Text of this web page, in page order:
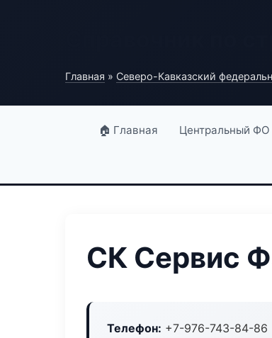
Главная » Северо-Кавказский
🏠 Главная Центральный ФО
СК Сервис
Телефон: +7-976-743-84-86